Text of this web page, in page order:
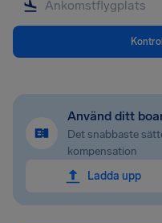
Använd ditt
Det snabbaste
kompensation
Ladda upp